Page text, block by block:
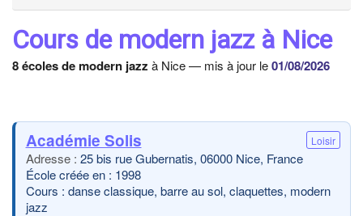
Cours de modern jazz à Nice
8 écoles de modern jazz à Nice — mis à jour le01/08/2026
Académie Solis Loisir
25 bis rue Gubernatis, 06000 Nice, France
École créée en : 1998
Cours : danse classique, barre au sol, claquettes, modern
jazz